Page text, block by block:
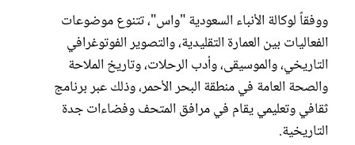
ووفقاً لوكالة الأنباء السعودية "واس"، تتنوع موضوعات
الفعاليات بين العمارة التقليدية، والتصوير الفوتوغرافي
التاريخي، والموسيقى، وأدب الرحلات، وتاريخ الملاحة
والصحة العامة في منطقة البحر الأحمر، وذلك عبر برنامج
ثقافي وتعليمي يقام في مرافق المتحف وفضاءات جدة
التاريخية.
غلاف رفمي